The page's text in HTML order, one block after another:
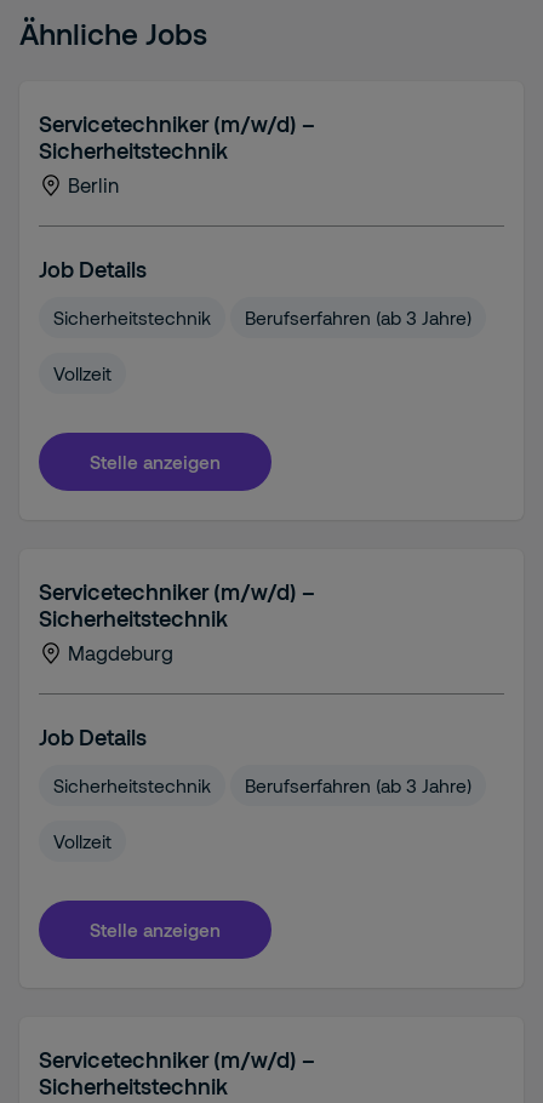
Ähnliche Jobs
Servicetechniker (m/w/d) –
Sicherheitstechnik
Berlin
Job Details
Sicherheitstechnik Berufserfahren (ab 3 Jahre)
Vollzeit
Stelle anzeigen
Servicetechniker (m/w/d) –
Sicherheitstechnik
Magdeburg
Job Details
Sicherheitstechnik Berufserfahren (ab 3 Jahre)
Vollzeit
Stelle anzeigen
Servicetechniker (m/w/d) –
Sicherheitstechnik